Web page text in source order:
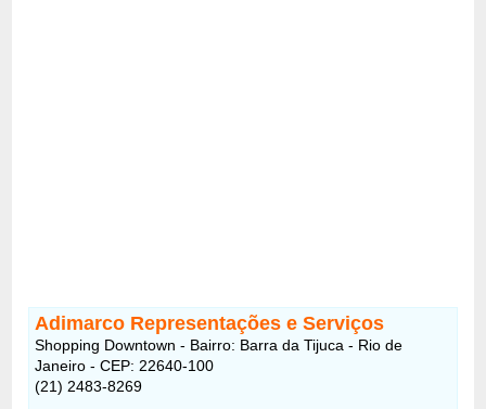
Adimarco Representações e Serviços
Shopping Downtown - Bairro: Barra da Tijuca - Rio de
Janeiro - CEP: 22640-100
(21) 2483-8269